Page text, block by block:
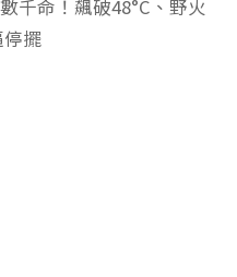
千命！飆破48°C、野火
擺